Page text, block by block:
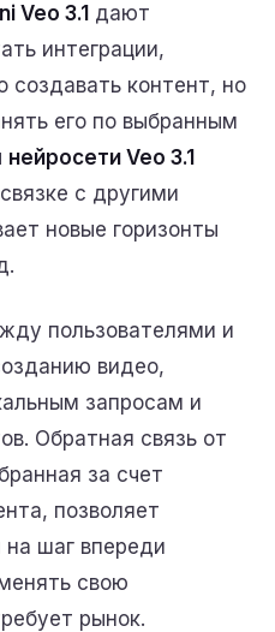
Veo 3.1 дают
интеграции,
создавать контент, но
его по выбранным
нейросети Veo 3.1
с другими
новые горизонты
пользователями и
видео,
запросам и
Обратная связь от
за счет
позволяет
шаг впереди
свою
рынок.